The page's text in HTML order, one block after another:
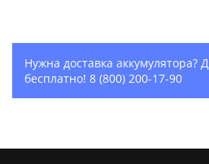
Нужна доставка аккумулятора?
бесплатно! 8 (800) 200-17-90